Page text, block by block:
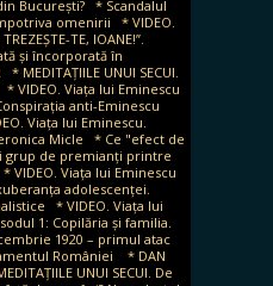
București? * Scandalul
omenirii
* VIDEO.
TE, IOANE!”.
și încorporată în
* MEDITAȚIILE UNUI SECUI.
* VIDEO. Viața lui Eminescu
anti-Eminescu
Viața lui Eminescu.
Micle
* Ce "efect de
grup de premianți printre
* VIDEO. Viața lui Eminescu
adolescenței.
* VIDEO. Viața lui
1: Copilăria și familia.
1920 – primul atac
României
* DAN
UNUI SECUI. De